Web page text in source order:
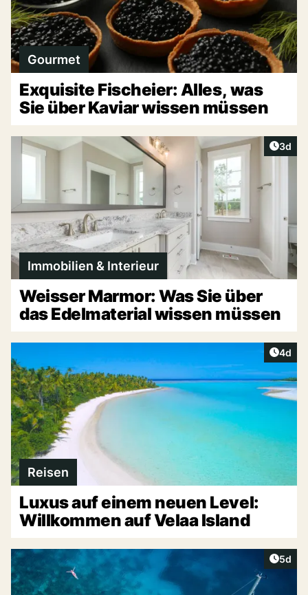
Gourmet
Exquisite Fischeier: Alles, was
Sie über Kaviar wissen müssen
3d
Immobilien & Interieur
Weisser Marmor: Was Sie über
das Edelmaterial wissen müssen
4d
Reisen
Luxus auf einem neuen Level:
Willkommen auf Velaa Island
5d